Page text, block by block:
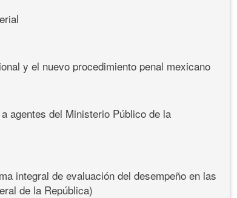
y el nuevo procedimiento penal mexicano
agentes del Ministerio Público de la
integral de evaluación del desempeño en las
de la República)